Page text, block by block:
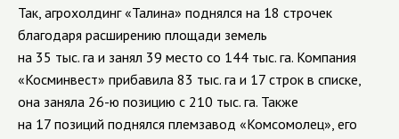
Так, агрохолдинг «Талина» поднялся на 18 строчек
благодаря расширению площади земель
на 35 тыс. га и занял 39 место со 144 тыс. га. Компания
«Косминвест» прибавила 83 тыс. га и 17 строк в списке,
она заняла 26-ю позицию с 210 тыс. га. Также
на 17 позиций поднялся племзавод «Комсомолец», его